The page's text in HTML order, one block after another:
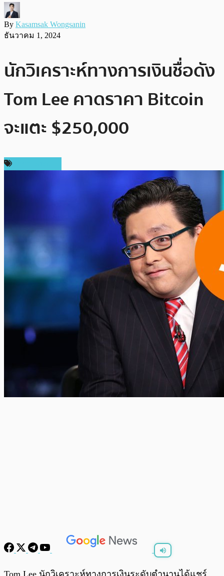
By Kasamsak Wongsanin
ธันวาคม 1, 2024
นักวิเคราะห์ทางการเงินชื่อดัง
Tom Lee คาดราคา Bitcoin
จะแตะ $250,000
พร้อมเล่น 0:00/0:00